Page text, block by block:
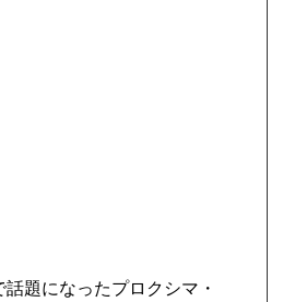
話題になったプロクシマ・